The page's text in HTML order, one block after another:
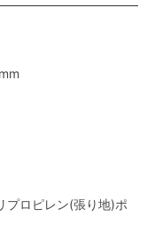
ロピレン(張り地)ポ